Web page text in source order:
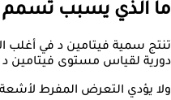
ما الذي يسبب تسمم
تنتج سمية فيتامين د في أغلب
دورية لقياس مستوى فيتامين د
ولا يؤدي التعرض المفرط